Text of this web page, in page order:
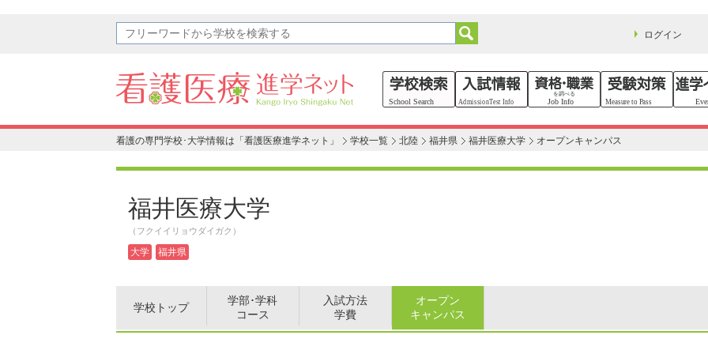
ログイン
看護の専門学校･大学情報は「看護医療進学ネット」 学校一覧 北陸 福井県 福井医療大学 オープンキャンパス
福井医療大学
（フクイイリョウダイガク）
大学 福井県
学校トップ
学部･学科
コース
入試方法
学費
オープン
キャンパス